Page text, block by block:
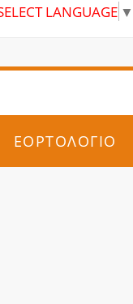
LANGUAGE ▼
ΕΟΡΤΟΛΟΓΙΟ